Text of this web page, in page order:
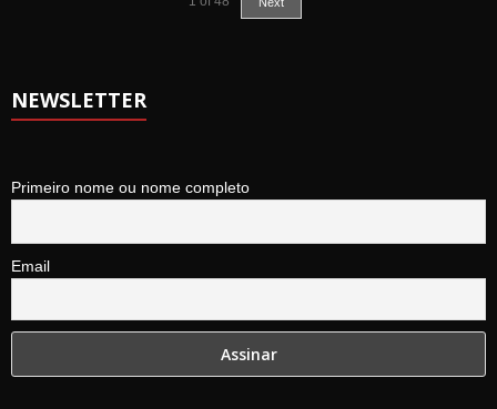
NEWSLETTER
Primeiro nome ou nome completo
Email